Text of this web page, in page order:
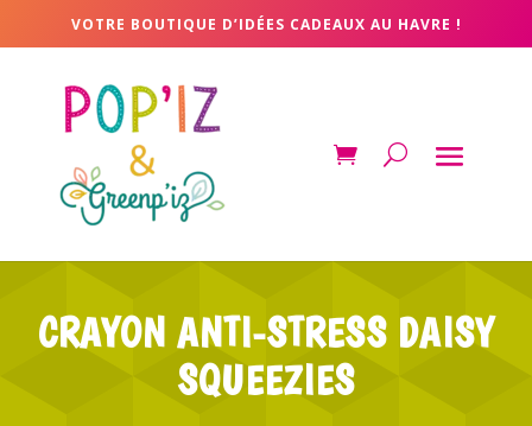
VOTRE BOUTIQUE D’IDÉES CADEAUX AU HAVRE !
CRAYON ANTI-STRESS DAISY
SQUEEZIES